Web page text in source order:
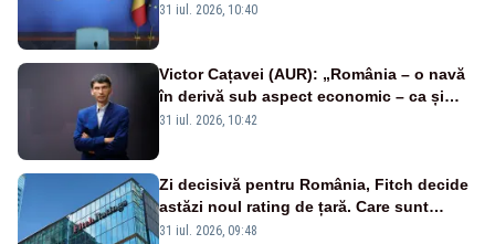
31 iul. 2026, 10:40
Victor Cațavei (AUR): „România – o navă
în derivă sub aspect economic – ca și
rezultat al guvernărilor din ultimii 36 de
31 iul. 2026, 10:42
Zi decisivă pentru România, Fitch decide
astăzi noul rating de țară. Care sunt
efectele retrogradării la categoria „junk”
31 iul. 2026, 09:48